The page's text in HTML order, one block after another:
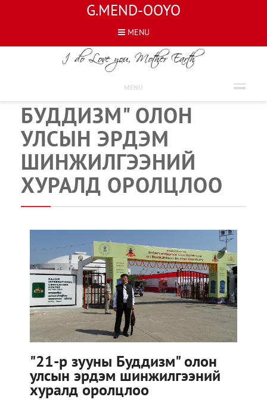
G.MEND-OOYO
MENU
MENU
МЭДЭЭЛЭЛ
"21-Р ЗУУНЫ
БУДДИЗМ" ОЛОН
УЛСЫН ЭРДЭМ
ШИНЖИЛГЭЭНИЙ
ХУРАЛД ОРОЛЦЛОО
"21-р зууны Буддизм" олон
улсын эрдэм шинжилгээний
хуралд оролцлоо